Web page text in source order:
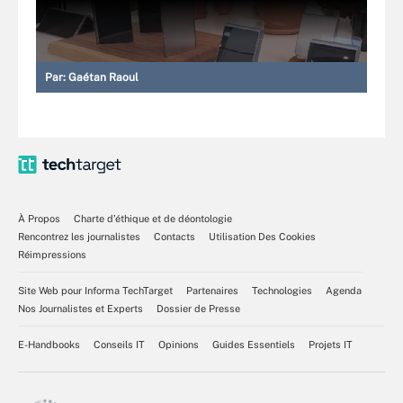
Par: Gaétan Raoul
À Propos
Charte d’éthique et de déontologie
Rencontrez les journalistes
Contacts
Utilisation Des Cookies
Réimpressions
Site Web pour Informa TechTarget Partenaires Technologies
Agenda
Nos Journalistes et Experts
Dossier de Presse
E-Handbooks Conseils IT Opinions Guides Essentiels Projets IT